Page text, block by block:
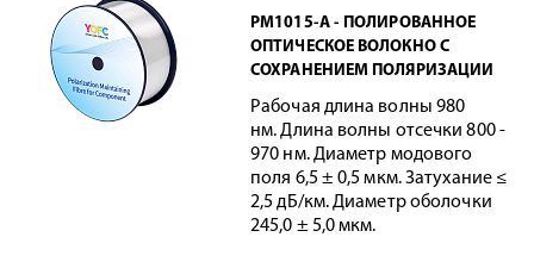
PM1015-A - ПОЛИРОВАННОЕ
ОПТИЧЕСКОЕ ВОЛОКНО С
СОХРАНЕНИЕМ ПОЛЯРИЗАЦИИ
Рабочая длина волны 980
нм. Длина волны отсечки 800 -
970 нм. Диаметр модового
поля 6,5 ± 0,5 мкм. Затухание ≤
2,5 дБ/км. Диаметр оболочки
245,0 ± 5,0 мкм.